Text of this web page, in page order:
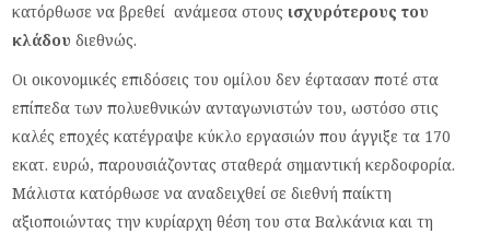
κατόρθωσε να βρεθεί ανάμεσα στους ισχυρότερους του
κλάδουδιεθνώς.
Οι οικονομικές επιδόσεις του ομίλου δεν έφτασαν ποτέ στα
επίπεδα των πολυεθνικών ανταγωνιστών του, ωστόσο στις
καλές εποχές κατέγραψε κύκλο εργασιών που άγγιξε τα 170
εκατ. ευρώ, παρουσιάζοντας σταθερά σημαντική κερδοφορία.
Μάλιστα κατόρθωσε να αναδειχθεί σε διεθνή παίκτη
αξιοποιώντας την κυρίαρχη θέση του στα Βαλκάνια και τη